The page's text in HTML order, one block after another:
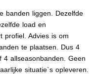
banden liggen. Dezelfde
load en
profiel. Advies is om
te plaatsen. Dus 4
4 allseasonbanden. Geen
situatie`s opleveren.